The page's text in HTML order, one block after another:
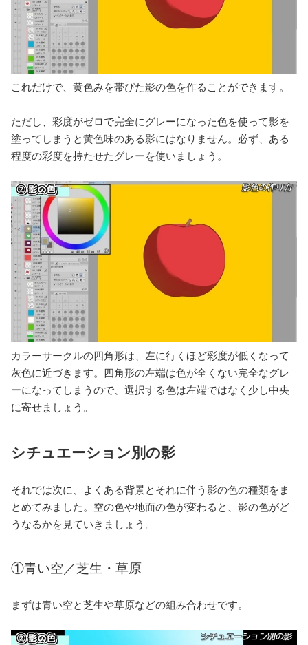
これだけで、黄色みを帯びた影の色を作ることができます。
ただし、彩度がゼロで完全にグレーになった色を使って影を
塗ってしまうと黄色味のある影にはなりません。必ず、ある
程度の彩度を持たせたグレーを使いましょう。
カラーサークルの四角形は、左に行くほど彩度が低くなって
灰色に近づきます。四角形の左端は色が全くない完全なグレ
ーになってしまうので、選択する色は左端ではなく少し中央
に寄せましょう。
シチュエーション別の影
それでは次に、よくある背景とそれに伴う影の色の種類をま
とめてみました。空の色や地面の色が変わると、影の色がど
うなるかを見ていきましょう。
①青い空／芝生・草原
まずは青い空と芝生や草原などの組み合わせです。